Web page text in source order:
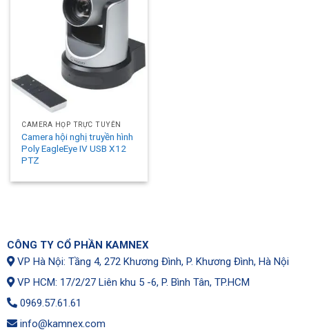
CAMERA HỌP TRỰC TUYẾN
Camera hội nghị truyền hình
Poly EagleEye IV USB X12
PTZ
CÔNG TY CỔ PHẦN KAMNEX
VP Hà Nội: Tầng 4, 272 Khương Đình, P. Khương Đình, Hà Nội
VP HCM: 17/2/27 Liên khu 5 -6, P. Bình Tân, TP.HCM
0969.57.61.61
info@kamnex.com